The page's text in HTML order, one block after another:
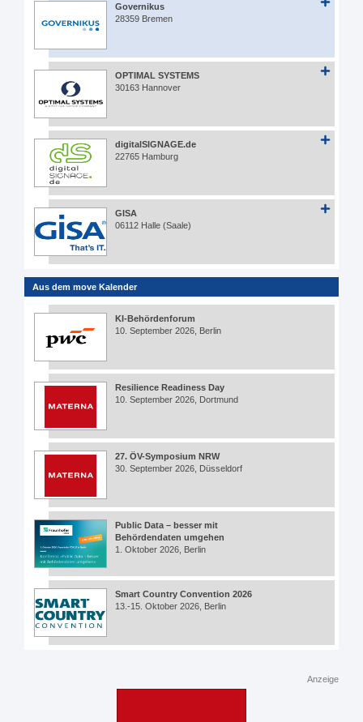
Governikus
28359 Bremen
OPTIMAL SYSTEMS
30163 Hannover
digitalSIGNAGE.de
22765 Hamburg
GISA
06112 Halle (Saale)
Aus dem move Kalender
KI-Behördenforum
10. September 2026, Berlin
Resilience Readiness Day
10. September 2026, Dortmund
27. ÖV-Symposium NRW
30. September 2026, Düsseldorf
Public Data – besser mit
Behördendaten umgehen
1. Oktober 2026, Berlin
Smart Country Convention 2026
13.-15. Oktober 2026, Berlin
Anzeige